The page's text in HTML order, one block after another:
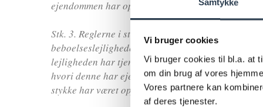
Samtykke
Vi bruger cookies
Vi bruger cookies til bl.a. at
om din brug af vores
Vores partnere kan
af deres tjenester.
ejendommen har opfyldt betingelserne for at
Stk. 3. Reglerne i stk. 1 gælder også ved afståelse
beboelseslejligheder, såfremt anparten er
lejligheden har tjent til bolig for ejeren af
hvori denne har ejet anparten, og hvor
stykke har været opfyldt.